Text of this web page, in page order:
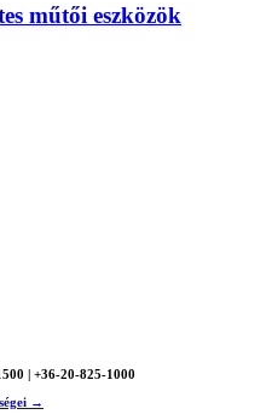
műtői eszközök
| +36-20-825-1000
→